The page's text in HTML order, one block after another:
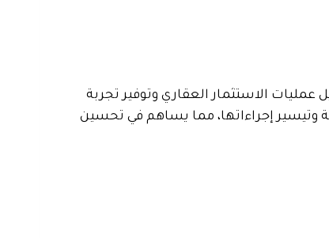
عمليات الاستثمار العقاري وتوفير تجربة
تسعى إلى رقمنة الخدمات الحكومية وتيسير إجراءاتها، مما يساهم في تحسين